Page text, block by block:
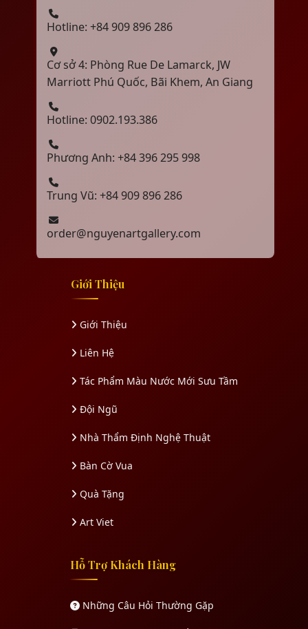
Hotline: +84 909 896 286
Cơ sở 4: Phòng Rue De Lamarck, JW
Marriott Phú Quốc, Bãi Khem, An Giang
Hotline: 0902.193.386
Phương Anh: +84 396 295 998
Trung Vũ: +84 909 896 286
order@nguyenartgallery.com
Giới Thiệu
Giới Thiệu
Liên Hệ
Tác Phẩm Màu Nước Mới Sưu Tầm
Đội Ngũ
Nhà Thẩm Định Nghệ Thuật
Bàn Cờ Vua
Quà Tặng
Art Viet
Hỗ Trợ Khách Hàng
Những Câu Hỏi Thường Gặp